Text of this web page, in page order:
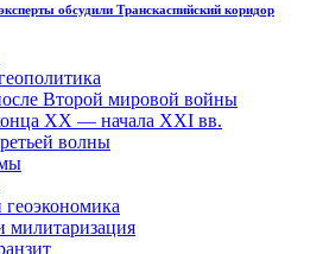
обсудили Транскаспийский коридор
Второй мировой войны
XX — начала XXI вв.
волны
милитаризация